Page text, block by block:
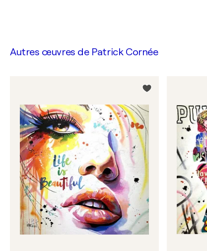
Autres œuvres de Patrick Cornée